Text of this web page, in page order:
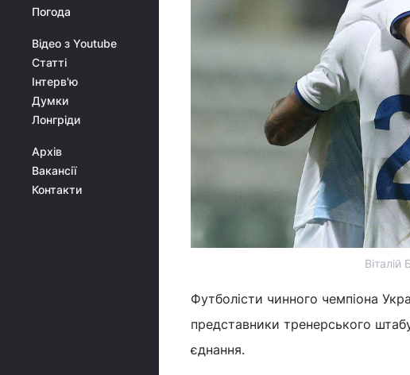
Погода
Відео з Youtube
Статті
Інтерв'ю
Думки
Лонгріди
Архів
Вакансії
Контакти
Футболісти чинного чемпіона
представники тренерського
єднання.